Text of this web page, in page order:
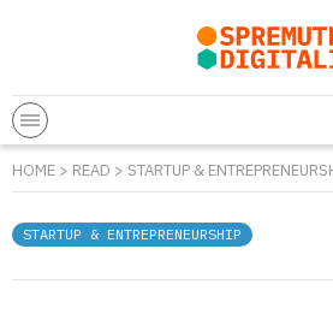
HOME > READ > STARTUP &
STARTUP & ENTREPRENEURSHIP